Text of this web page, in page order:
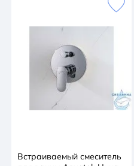
• готовый к установке
Встраиваемый смеситель